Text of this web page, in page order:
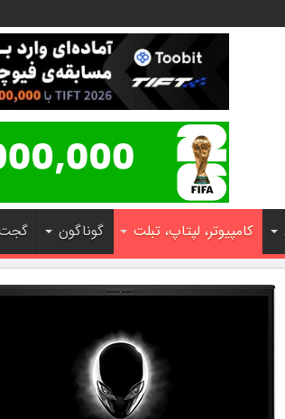
کامپیوتر، لپتاپ، تبلت گوناگون